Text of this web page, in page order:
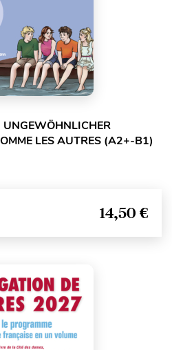
UNGEWÖHNLICHER
LES AUTRES (A2+-B1)
14,50 €